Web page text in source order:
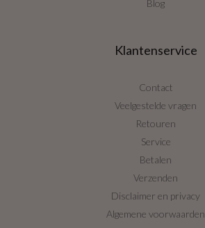
Blog
Klantenservice
Contact
Veelgestelde vragen
Retouren
Service
Betalen
Verzenden
Disclaimer en privacy
Algemene voorwaarden